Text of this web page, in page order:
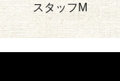
スタッフM